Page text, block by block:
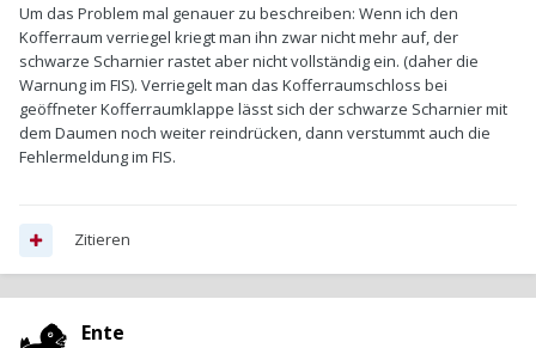
Um das Problem mal genauer zu beschreiben: Wenn ich den
Kofferraum verriegel kriegt man ihn zwar nicht mehr auf, der
schwarze Scharnier rastet aber nicht vollständig ein. (daher die
Warnung im FIS). Verriegelt man das Kofferraumschloss bei
geöffneter Kofferraumklappe lässt sich der schwarze Scharnier mit
dem Daumen noch weiter reindrücken, dann verstummt auch die
Fehlermeldung im FIS.
Zitieren
Ente